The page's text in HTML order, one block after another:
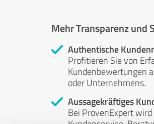
Mehr Transparenz und
Authentische
Profitieren Sie von
Kundenbewertungen
oder Unternehmens.
Aussagekräftiges
Bei ProvenExpert